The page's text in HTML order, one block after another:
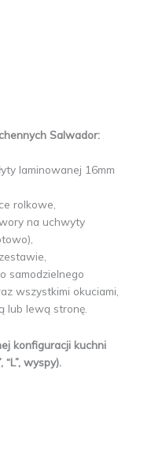
Salwador:
laminowanej 16mm
rolkowe,
na uchwyty
samodzielnego
wszystkimi okuciami,
lub lewą stronę.
konfiguracji kuchni
wyspy).